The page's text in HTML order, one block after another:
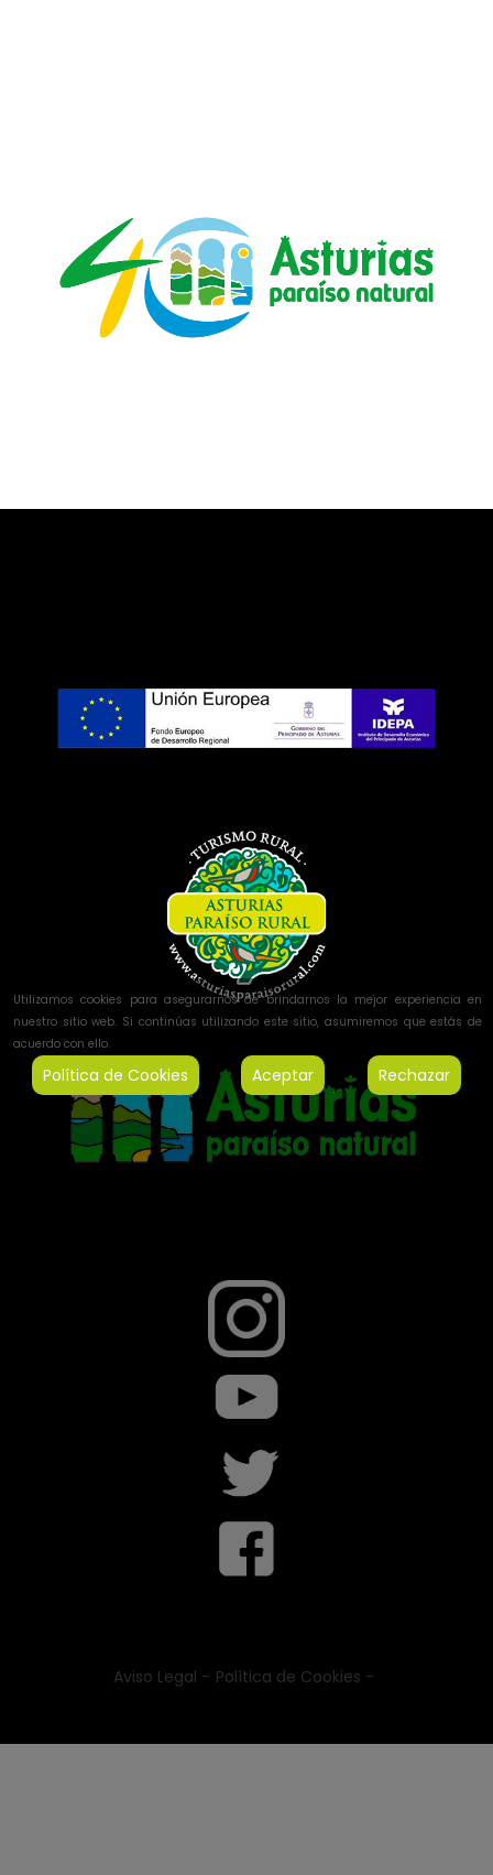
Aviso Legal - Política de Cookies -
Utilizamos cookies para asegurarnos de brindarnos la mejor experiencia en
nuestro sitio web. Si continúas utilizando este sitio, asumiremos que estás de
acuerdo con ello.
Política de Cookies Aceptar Rechazar